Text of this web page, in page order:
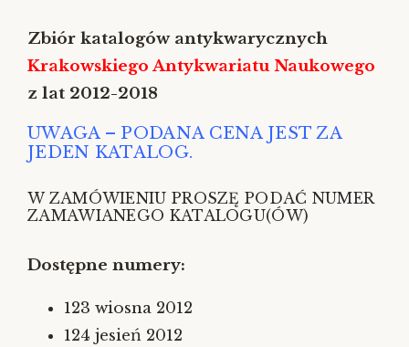
Zbiór katalogów antykwarycznych
Krakowskiego Antykwariatu Naukowego
z lat 2012-2018
UWAGA – PODANA CENA JEST ZA
JEDEN KATALOG.
W ZAMÓWIENIU PROSZĘ PODAĆ NUMER
ZAMAWIANEGO KATALOGU(ÓW)
Dostępne numery:
123 wiosna 2012
124 jesień 2012